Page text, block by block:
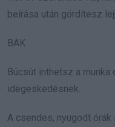
beírása után gördítesz
BAK
Búcsút inthetsz a
idegeskedésnek.
A csendes, nyugodt